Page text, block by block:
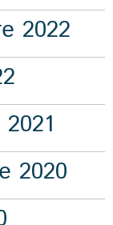
2022
2020